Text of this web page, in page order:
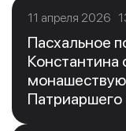
11 апреля 2026
Пасхальное
Патриаршего